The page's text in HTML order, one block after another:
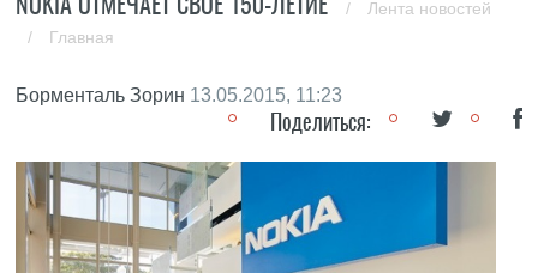
/
Лента новостей
/
Главная
Борменталь Зорин 13.05.2015, 11:23
Поделиться: